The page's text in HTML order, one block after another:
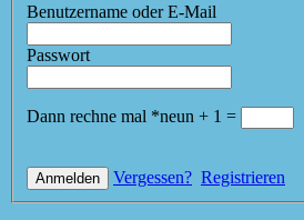
Benutzername oder E-Mail
Passwort
Dann rechne mal *neun + 1 =
Vergessen? Registrieren